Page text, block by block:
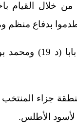
من خلال القيام
بدفاع منظم
جزاء المنتخب
الأطلس.